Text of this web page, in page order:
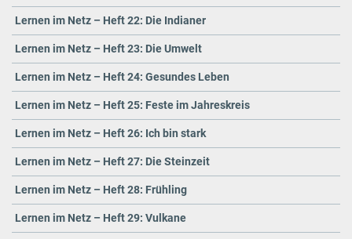
Lernen im Netz – Heft 22: Die Indianer
Lernen im Netz – Heft 23: Die Umwelt
Lernen im Netz – Heft 24: Gesundes Leben
Lernen im Netz – Heft 25: Feste im Jahreskreis
Lernen im Netz – Heft 26: Ich bin stark
Lernen im Netz – Heft 27: Die Steinzeit
Lernen im Netz – Heft 28: Frühling
Lernen im Netz – Heft 29: Vulkane